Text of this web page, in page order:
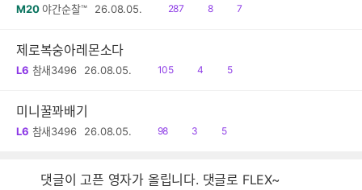
M20 야간순찰™ 26.08.05.
읽
287
공
8
댓
7
제로복숭아레몬소다
L6 참새3496 26.08.05.
읽
105
공
4
댓
5
미니꿀꽈배기
L6 참새3496 26.08.05.
읽
98
공
3
댓
5
댓글이 고픈 영자가 올립니다. 댓글로 FLEX~